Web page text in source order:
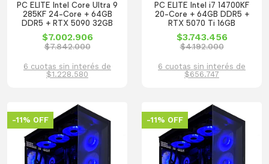
PC ELITE Intel Core Ultra 9
285KF 24-Core + 64GB
DDR5 + RTX 5090 32GB
$7.002.906
$7.842.000
6 cuotas sin interés de
$1.228.580
PC ELITE Intel i7 14700KF
20-Core + 64GB DDR5 +
RTX 5070 Ti 16GB
$3.743.456
$4.192.000
6 cuotas sin interés de
$656.747
-11% OFF -11% OFF